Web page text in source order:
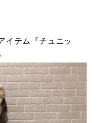
イテム『チュニッ